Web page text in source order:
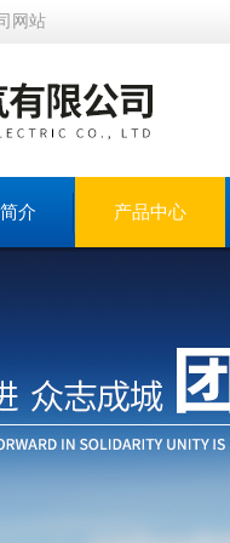
网站
介 产品中心